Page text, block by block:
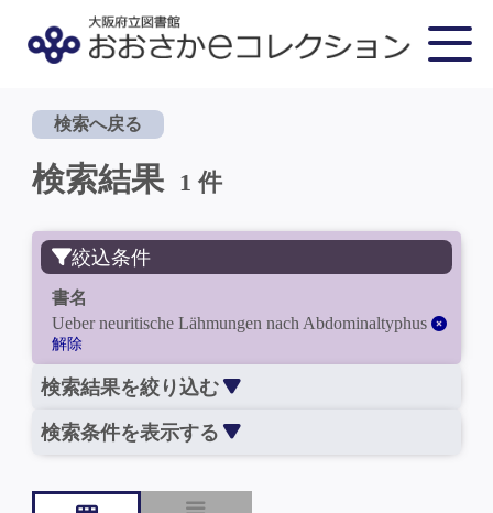
検索へ戻る
検索結果 1 件
絞込条件
書名
Ueber neuritische Lähmungen nach Abdominaltyphus
解除
検索結果を絞り込む
検索条件を表示する